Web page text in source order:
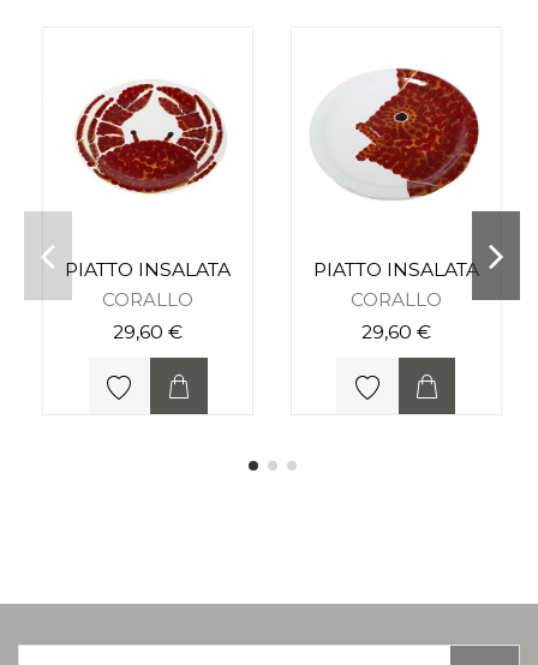
PIATTO INSALATA
CORALLO
29,60 €
PIATTO INSALATA
CORALLO
29,60 €